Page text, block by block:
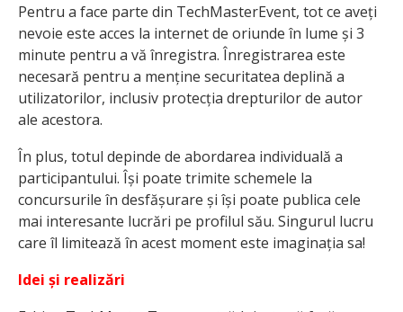
Pentru a face parte din TechMasterEvent, tot ce aveți
nevoie este acces la internet de oriunde în lume și 3
minute pentru a vă înregistra. Înregistrarea este
necesară pentru a menține securitatea deplină a
utilizatorilor, inclusiv protecția drepturilor de autor
ale acestora.
În plus, totul depinde de abordarea individuală a
participantului. Își poate trimite schemele la
concursurile în desfășurare și își poate publica cele
mai interesante lucrări pe profilul său. Singurul lucru
care îl limitează în acest moment este imaginația sa!
Idei și realizări